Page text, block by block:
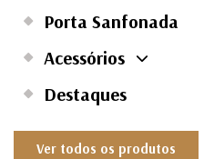
Porta Sanfonada
Acessórios
Destaques
Ver todos os produtos